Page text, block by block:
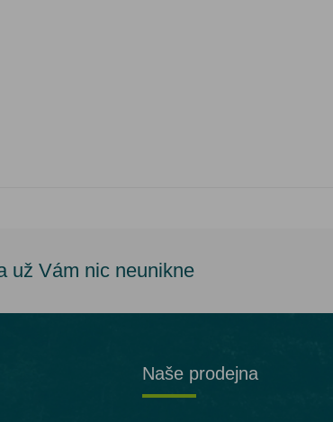
už Vám nic neunikne
Naše prodejna